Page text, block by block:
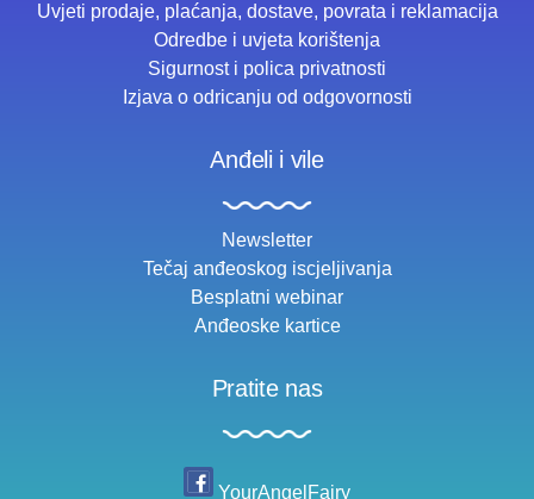
Uvjeti prodaje, plaćanja, dostave, povrata i reklamacija
Odredbe i uvjeta korištenja
Sigurnost i polica privatnosti
Izjava o odricanju od odgovornosti
Anđeli i vile
Newsletter
Tečaj anđeoskog iscjeljivanja
Besplatni webinar
Anđeoske kartice
Pratite nas
YourAngelFairy